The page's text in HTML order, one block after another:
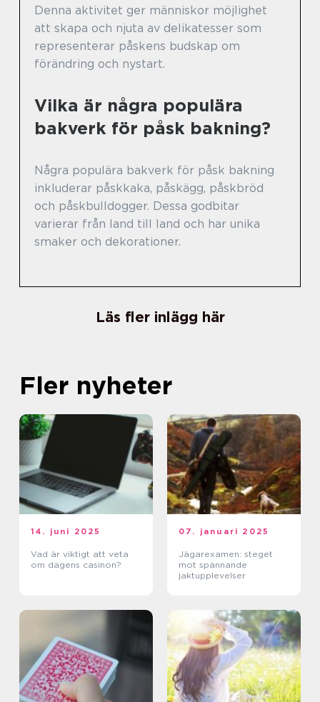
Denna aktivitet ger människor möjlighet
att skapa och njuta av delikatesser som
representerar påskens budskap om
förändring och nystart.
Vilka är några populära
bakverk för påsk bakning?
Några populära bakverk för påsk bakning
inkluderar påskkaka, påskägg, påskbröd
och påskbulldogger. Dessa godbitar
varierar från land till land och har unika
smaker och dekorationer.
Läs fler inlägg här
Fler nyheter
14. juni 2025
Vad är viktigt att veta
om dagens casinon?
07. januari 2025
Jägarexamen: steget
mot spännande
jaktupplevelser